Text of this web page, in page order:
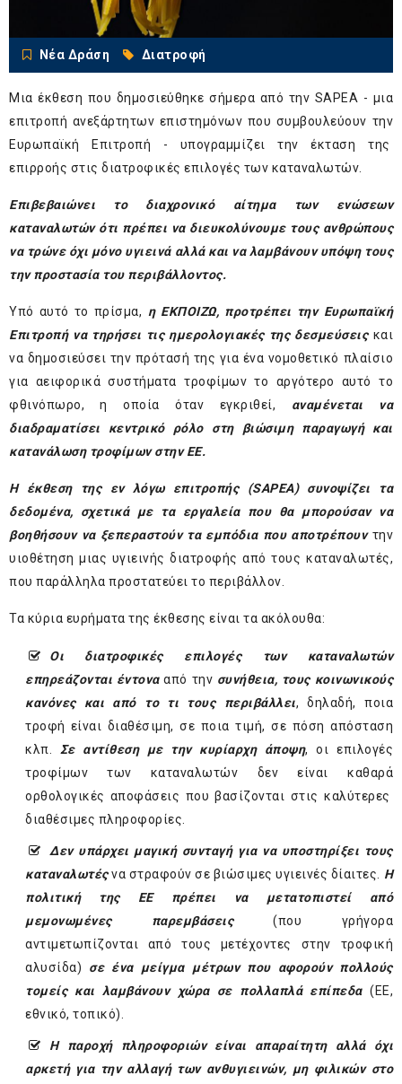
Νέα Δράση Διατροφή
Μια έκθεση που δημοσιεύθηκε σήμερα από την SAPEA - μια
επιτροπή ανεξάρτητων επιστημόνων που συμβουλεύουν την
Ευρωπαϊκή Επιτροπή - υπογραμμίζει την έκταση της
επιρροής στις διατροφικές επιλογές των καταναλωτών.
Επιβεβαιώνει το διαχρονικό αίτημα των ενώσεων
καταναλωτών ότι πρέπει να διευκολύνουμε τους ανθρώπους
να τρώνε όχι μόνο υγιεινά αλλά και να λαμβάνουν υπόψη τους
την προστασία του περιβάλλοντος.
Υπό αυτό το πρίσμα, η ΕΚΠΟΙΖΩ, προτρέπει την Ευρωπαϊκή
Επιτροπή να τηρήσει τις ημερολογιακές της δεσμεύσειςκαι
να δημοσιεύσει την πρότασή της για ένα νομοθετικό πλαίσιο
για αειφορικά συστήματα τροφίμων το αργότερο αυτό το
φθινόπωρο, η οποία όταν εγκριθεί, αναμένεται να
διαδραματίσει κεντρικό ρόλο στη βιώσιμη παραγωγή και
κατανάλωση τροφίμων στην ΕΕ.
Η έκθεση της εν λόγω επιτροπής (SAPEA) συνοψίζει τα
δεδομένα, σχετικά με τα εργαλεία που θα μπορούσαν να
βοηθήσουν να ξεπεραστούν τα εμπόδια που αποτρέπουν την
υιοθέτηση μιας υγιεινής διατροφής από τους καταναλωτές,
που παράλληλα προστατεύει το περιβάλλον.
Τα κύρια ευρήματα της έκθεσης είναι τα ακόλουθα:
Οι διατροφικές επιλογές των καταναλωτών
επηρεάζονται έντονααπό την συνήθεια, τους κοινωνικούς
κανόνες και από το τι τους περιβάλλει, δηλαδή, ποια
τροφή είναι διαθέσιμη, σε ποια τιμή, σε πόση απόσταση
κλπ. Σε αντίθεση με την κυρίαρχη άποψη, οι επιλογές
τροφίμων των καταναλωτών δεν είναι καθαρά
ορθολογικές αποφάσεις που βασίζονται στις καλύτερες
διαθέσιμες πληροφορίες.
Δεν υπάρχει μαγική συνταγή για να υποστηρίξει τους
καταναλωτέςνα στραφούν σε βιώσιμες υγιεινές δίαιτες. Η
πολιτική της ΕΕ πρέπει να μετατοπιστεί από
μεμονωμένες παρεμβάσεις(που γρήγορα
αντιμετωπίζονται από τους μετέχοντες στην τροφική
αλυσίδα) σε ένα μείγμα μέτρων που αφορούν πολλούς
τομείς και λαμβάνουν χώρα σε πολλαπλά επίπεδα(ΕΕ,
εθνικό, τοπικό).
Η παροχή πληροφοριών είναι απαραίτητη αλλά όχι
αρκετή για την αλλαγή των ανθυγιεινών, μη φιλικών στο